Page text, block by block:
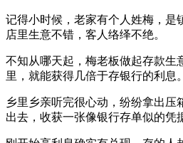
记得小时候，老家有个人姓梅，是
店里生意不错，客人络绎不绝。
不知从哪天起，梅老板做起存款生
里，就能获得几倍于存银行的利息。
乡里乡亲听完很心动，纷纷拿出压
出去，收获一张像银行存单似的凭